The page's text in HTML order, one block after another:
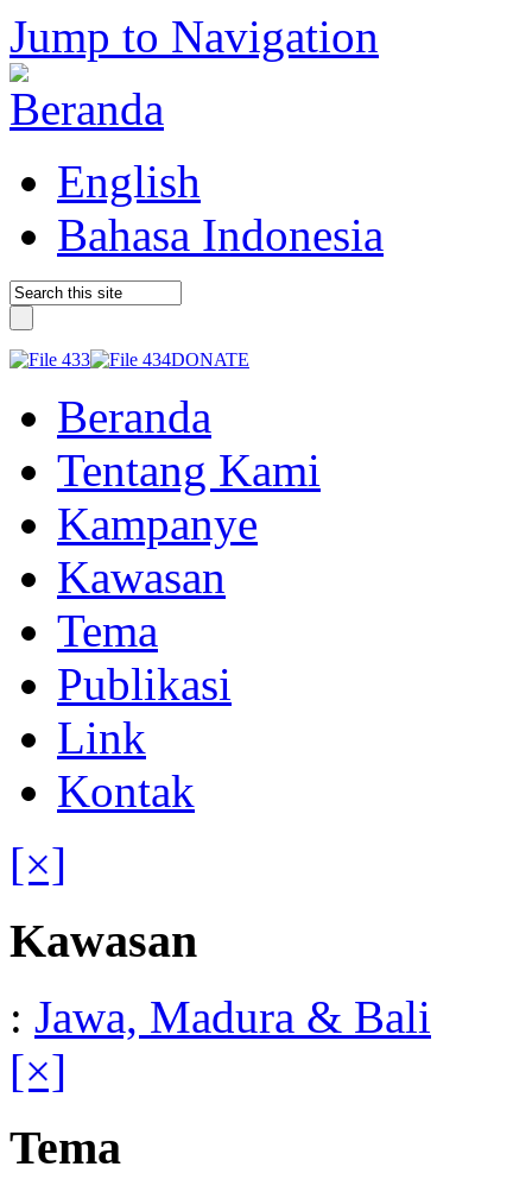
Jump to Navigation
English
Bahasa Indonesia
DONATE
Beranda
Tentang Kami
Kampanye
Kawasan
Tema
Publikasi
Link
Kontak
[×]
Kawasan
: Jawa, Madura & Bali
[×]
Tema